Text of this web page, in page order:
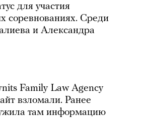
для участия
соревнованиях. Среди
и Александра
Family Law Agency
взломали. Ранее
там информацию